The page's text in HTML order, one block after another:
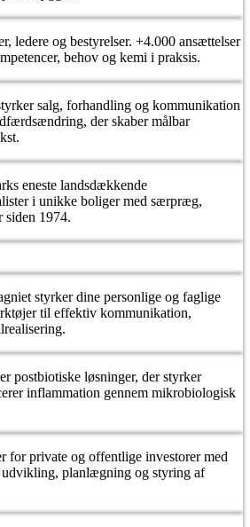
ledere og bestyrelser. +4.000 ansættelser
behov og kemi i praksis.
salg, forhandling og kommunikation
der skaber målbar
eneste landsdækkende
i unikke boliger med særpræg,
siden 1974.
styrker dine personlige og faglige
til effektiv kommunikation,
postbiotiske løsninger, der styrker
inflammation gennem mikrobiologisk
for private og offentlige investorer med
planlægning og styring af